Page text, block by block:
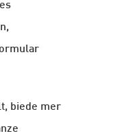
biede mer